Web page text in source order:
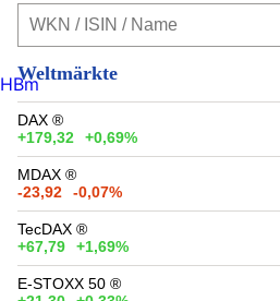
Weltmärkte
DAX ®
+179,32
+0,69%
MDAX ®
-23,92
-0,07%
TecDAX ®
+67,79
+1,69%
E-STOXX 50 ®
HBm